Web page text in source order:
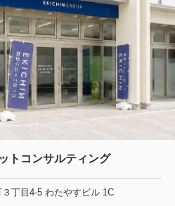
トコンサルティング
丁目4-5 わたやすビル 1C